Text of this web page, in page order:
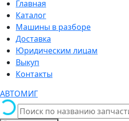
Главная
Каталог
Машины в разборе
Доставка
Юридическим лицам
Выкуп
Контакты
АВТОМИГ